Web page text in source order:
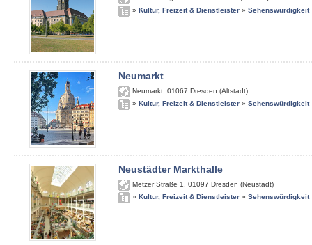
» Kultur, Freizeit & Dienstleister » Sehenswürdigkeit
Neumarkt
Neumarkt 01067 Dresden (Altstadt)
» Kultur, Freizeit & Dienstleister » Sehenswürdigkeit
Neustädter Markthalle
Metzer Straße 1 01097 Dresden (Neustadt)
» Kultur, Freizeit & Dienstleister » Sehenswürdigkeit